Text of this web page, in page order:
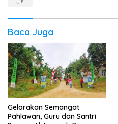
Baca Juga
Gelorakan Semangat
Pahlawan, Guru dan Santri